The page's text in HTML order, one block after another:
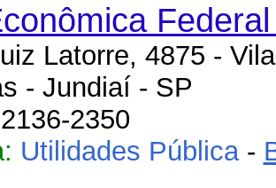
Latorre, 4875 -
- Jundiaí - SP
2350
Utilidades Pública-